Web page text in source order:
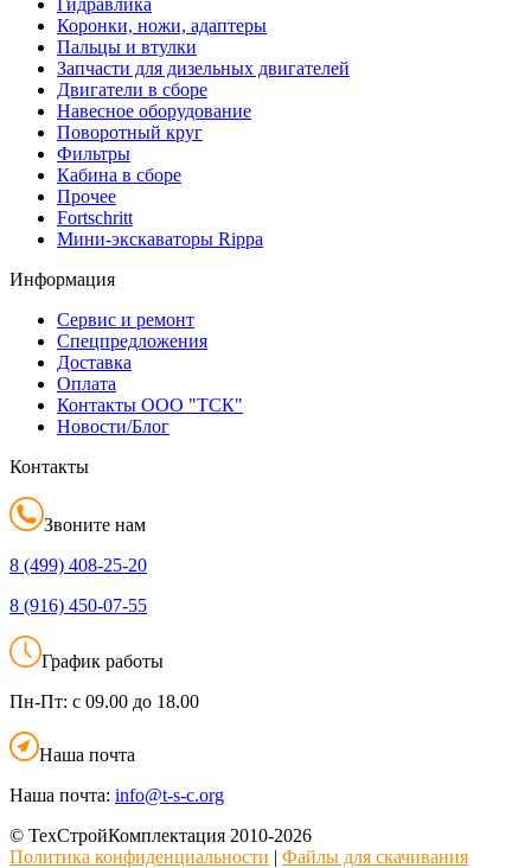
Гидравлика
Коронки, ножи, адаптеры
Пальцы и втулки
Запчасти для дизельных двигателей
Двигатели в сборе
Навесное оборудование
Поворотный круг
Фильтры
Кабина в сборе
Прочее
Fortschritt
Мини-экскаваторы Rippa
Информация
Сервис и ремонт
Спецпредложения
Доставка
Оплата
Контакты ООО "ТСК"
Новости/Блог
Контакты
Звоните нам
8 (499) 408-25-20
8 (916) 450-07-55
График работы
Пн-Пт: с 09.00 до 18.00
Наша почта
Наша почта: info@t-s-c.org
© ТехСтройКомплектация 2010-2026
Политика конфиденциальности | Файлы для скачивания